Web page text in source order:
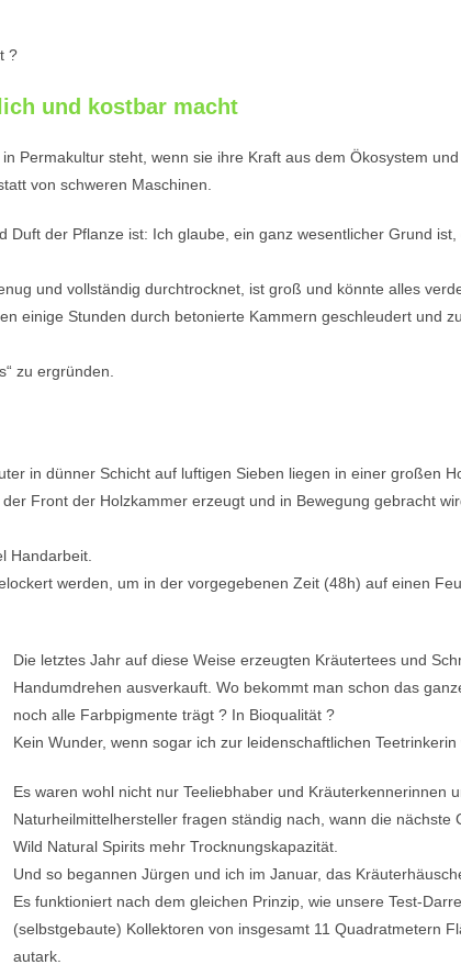
?
und kostbar macht
Permakultur steht, wenn sie ihre Kraft aus dem Ökosystem
von schweren Maschinen.
der Pflanze ist: Ich glaube, ein ganz wesentlicher Grund
und vollständig durchtrocknet, ist groß und könnte alles
einige Stunden durch betonierte Kammern geschleudert und
zu ergründen.
in dünner Schicht auf luftigen Sieben liegen in einer großen
Front der Holzkammer erzeugt und in Bewegung gebracht
Handarbeit.
werden, um in der vorgegebenen Zeit (48h) auf einen
Die letztes Jahr auf diese Weise erzeugten Kräutertees und
Handumdrehen ausverkauft. Wo bekommt man schon das
noch alle Farbpigmente trägt ? In Bioqualität ?
Kein Wunder, wenn sogar ich zur leidenschaftlichen Teetrinkerin
Es waren wohl nicht nur Teeliebhaber und Kräuterkennerinnen
Naturheilmittelhersteller fragen ständig nach, wann die
Wild Natural Spirits mehr Trocknungskapazität.
Und so begannen Jürgen und ich im Januar, das
Es funktioniert nach dem gleichen Prinzip, wie unsere Test-
(selbstgebaute) Kollektoren von insgesamt 11 Quadratmetern
autark.